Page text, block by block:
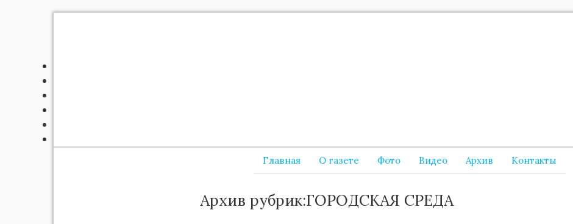
Главная О газете Фото Видео Архив Контакты
Архив рубрик:ГОРОДСКАЯ СРЕДА